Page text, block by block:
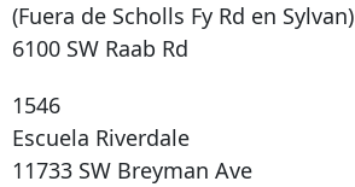
(Fuera de Scholls Fy Rd en Sylvan)
6100 SW Raab Rd
1546
Escuela Riverdale
11733 SW Breyman Ave